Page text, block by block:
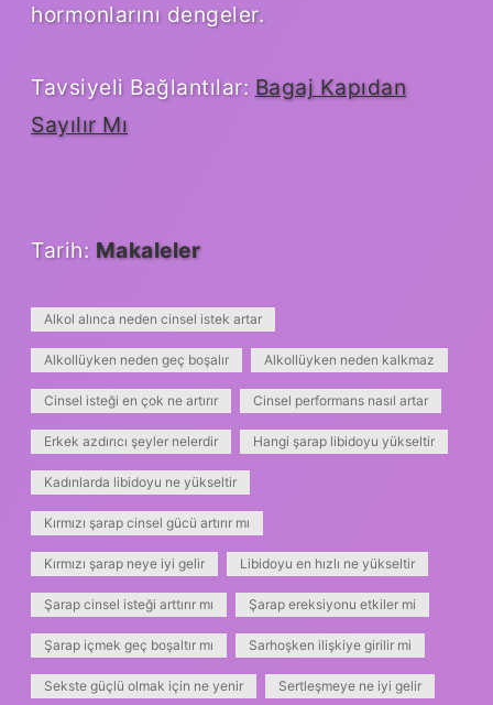
hormonlarını dengeler.
Tavsiyeli Bağlantılar: Bagaj Kapıdan
Sayılır Mı
Tarih: Makaleler
Alkol alınca neden cinsel istek artar
Alkollüyken neden geç boşalır Alkollüyken neden kalkmaz
Cinsel isteği en çok ne artırır Cinsel performans nasıl artar
Erkek azdırıcı şeyler nelerdir Hangi şarap libidoyu yükseltir
Kadınlarda libidoyu ne yükseltir
Kırmızı şarap cinsel gücü artırır mı
Kırmızı şarap neye iyi gelir Libidoyu en hızlı ne yükseltir
Şarap cinsel isteği arttırır mı Şarap ereksiyonu etkiler mi
Şarap içmek geç boşaltır mı Sarhoşken ilişkiye girilir mi
Sekste güçlü olmak için ne yenir Sertleşmeye ne iyi gelir